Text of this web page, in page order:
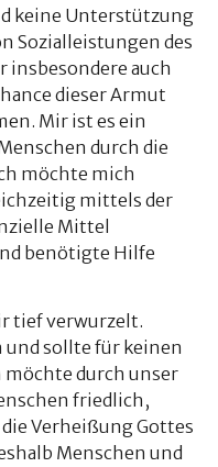
keine Unterstützung
Sozialleistungen des
insbesondere auch
dieser Armut
Mir ist es ein
durch die
möchte mich
mittels der
Mittel
benötigte Hilfe
tief verwurzelt.
sollte für keinen
möchte durch unser
friedlich,
Verheißung Gottes
Menschen und